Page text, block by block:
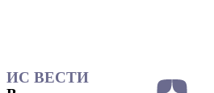
ИС ВЕСТИ